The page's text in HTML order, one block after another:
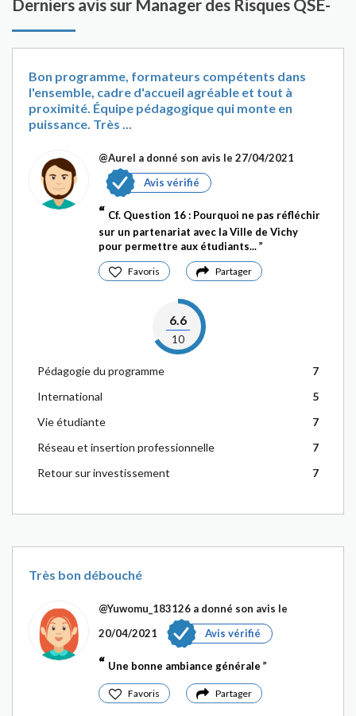
Derniers avis sur Manager des Risques QSE-
Bon programme, formateurs compétents dans
l'ensemble, cadre d'accueil agréable et tout à
proximité. Équipe pédagogique qui monte en
puissance. Très ...
@Aurel a donné son avis le 27/04/2021
Avis vérifié
Cf. Question 16 : Pourquoi ne pas réfléchir
sur un partenariat avec la Ville de Vichy
pour permettre aux étudiants...
Favoris Partager
6.6
10
Pédagogie du programme
7
International
5
Vie étudiante
7
Réseau et insertion professionnelle
7
Retour sur investissement
7
Très bon débouché
@Yuwomu_183126 a donné son avis le
20/04/2021
Avis vérifié
Une bonne ambiance générale
Favoris Partager